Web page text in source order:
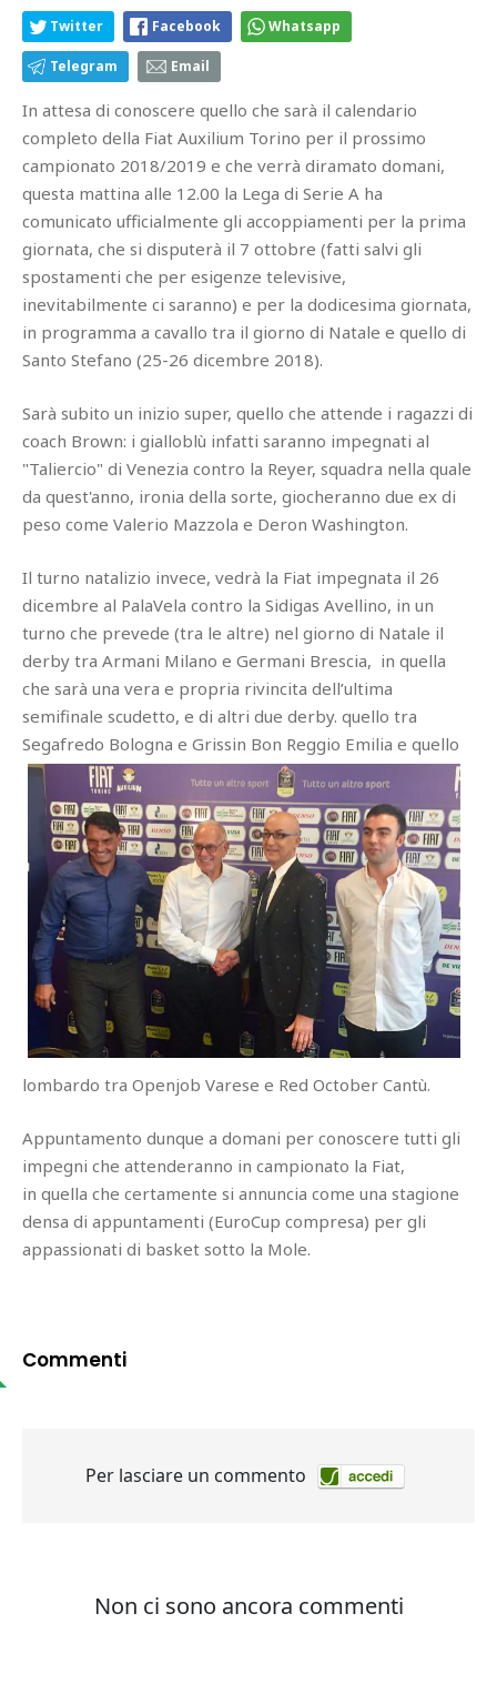
Twitter Facebook Whatsapp
Telegram Email
In attesa di conoscere quello che sarà il calendario
completo della Fiat Auxilium Torino per il prossimo
campionato 2018/2019 e che verrà diramato domani,
questa mattina alle 12.00 la Lega di Serie A ha
comunicato ufficialmente gli accoppiamenti per la prima
giornata, che si disputerà il 7 ottobre (fatti salvi gli
spostamenti che per esigenze televisive,
inevitabilmente ci saranno) e per la dodicesima giornata,
in programma a cavallo tra il giorno di Natale e quello di
Santo Stefano (25-26 dicembre 2018).
Sarà subito un inizio super, quello che attende i ragazzi di
coach Brown: i gialloblù infatti saranno impegnati al
"Taliercio" di Venezia contro la Reyer, squadra nella quale
da quest'anno, ironia della sorte, giocheranno due ex di
peso come Valerio Mazzola e Deron Washington.
Il turno natalizio invece, vedrà la Fiat impegnata il 26
dicembre al PalaVela contro la Sidigas Avellino, in un
turno che prevede (tra le altre) nel giorno di Natale il
derby tra Armani Milano e Germani Brescia, in quella
che sarà una vera e propria rivincita dell’ultima
semifinale scudetto, e di altri due derby. quello tra
Segafredo Bologna e Grissin Bon Reggio Emilia e quello
lombardo tra Openjob Varese e Red October Cantù.
Appuntamento dunque a domani per conoscere tutti gli
impegni che attenderanno in campionato la Fiat,
in quella che certamente si annuncia come una stagione
densa di appuntamenti (EuroCup compresa) per gli
appassionati di basket sotto la Mole.
Commenti